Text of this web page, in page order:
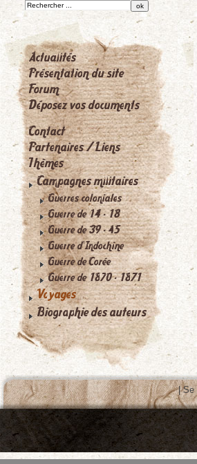
|Se